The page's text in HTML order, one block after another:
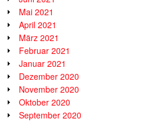
Mai 2021
April 2021
März 2021
Februar 2021
Januar 2021
Dezember 2020
November 2020
Oktober 2020
September 2020